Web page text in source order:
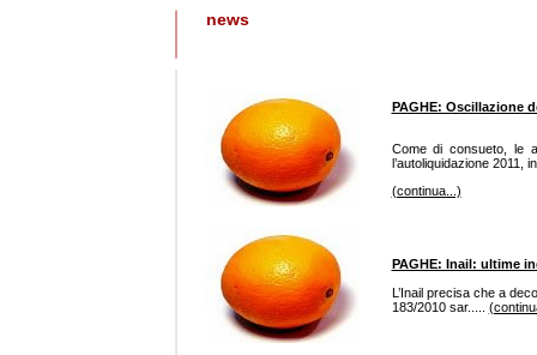
news
PAGHE: Oscillazione
Come di consueto, le
l’autoliquidazione 2011,
(continua...)
PAGHE: Inail: ultime
L’Inail precisa che a
183/2010 sar.....